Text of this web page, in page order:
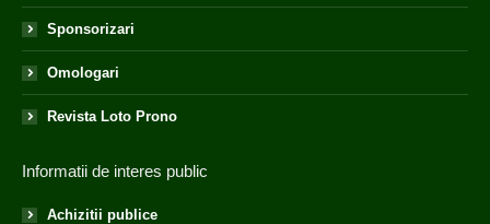
Sponsorizari
Omologari
Revista Loto Prono
Informatii de interes public
Achizitii publice